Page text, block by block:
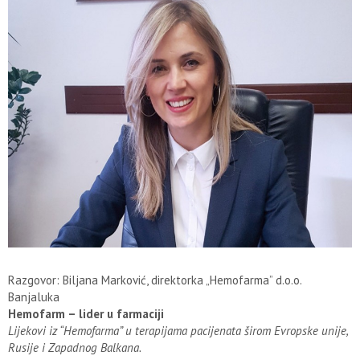
Razgovor: Biljana Marković, direktorka „Hemofarma” d.o.o.
Banjaluka
Hemofarm – lider u farmaciji
Lijekovi iz “Hemofarma” u terapijama pacijenata širom Evropske unije,
Rusije i Zapadnog Balkana.